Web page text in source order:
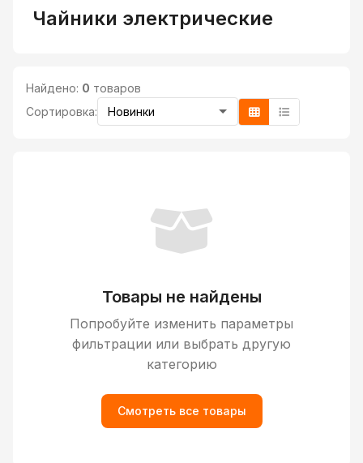
Чайники электрические
Найдено: 0 товаров
Сортировка:
Товары не найдены
Попробуйте изменить параметры
фильтрации или выбрать другую
категорию
Смотреть все товары